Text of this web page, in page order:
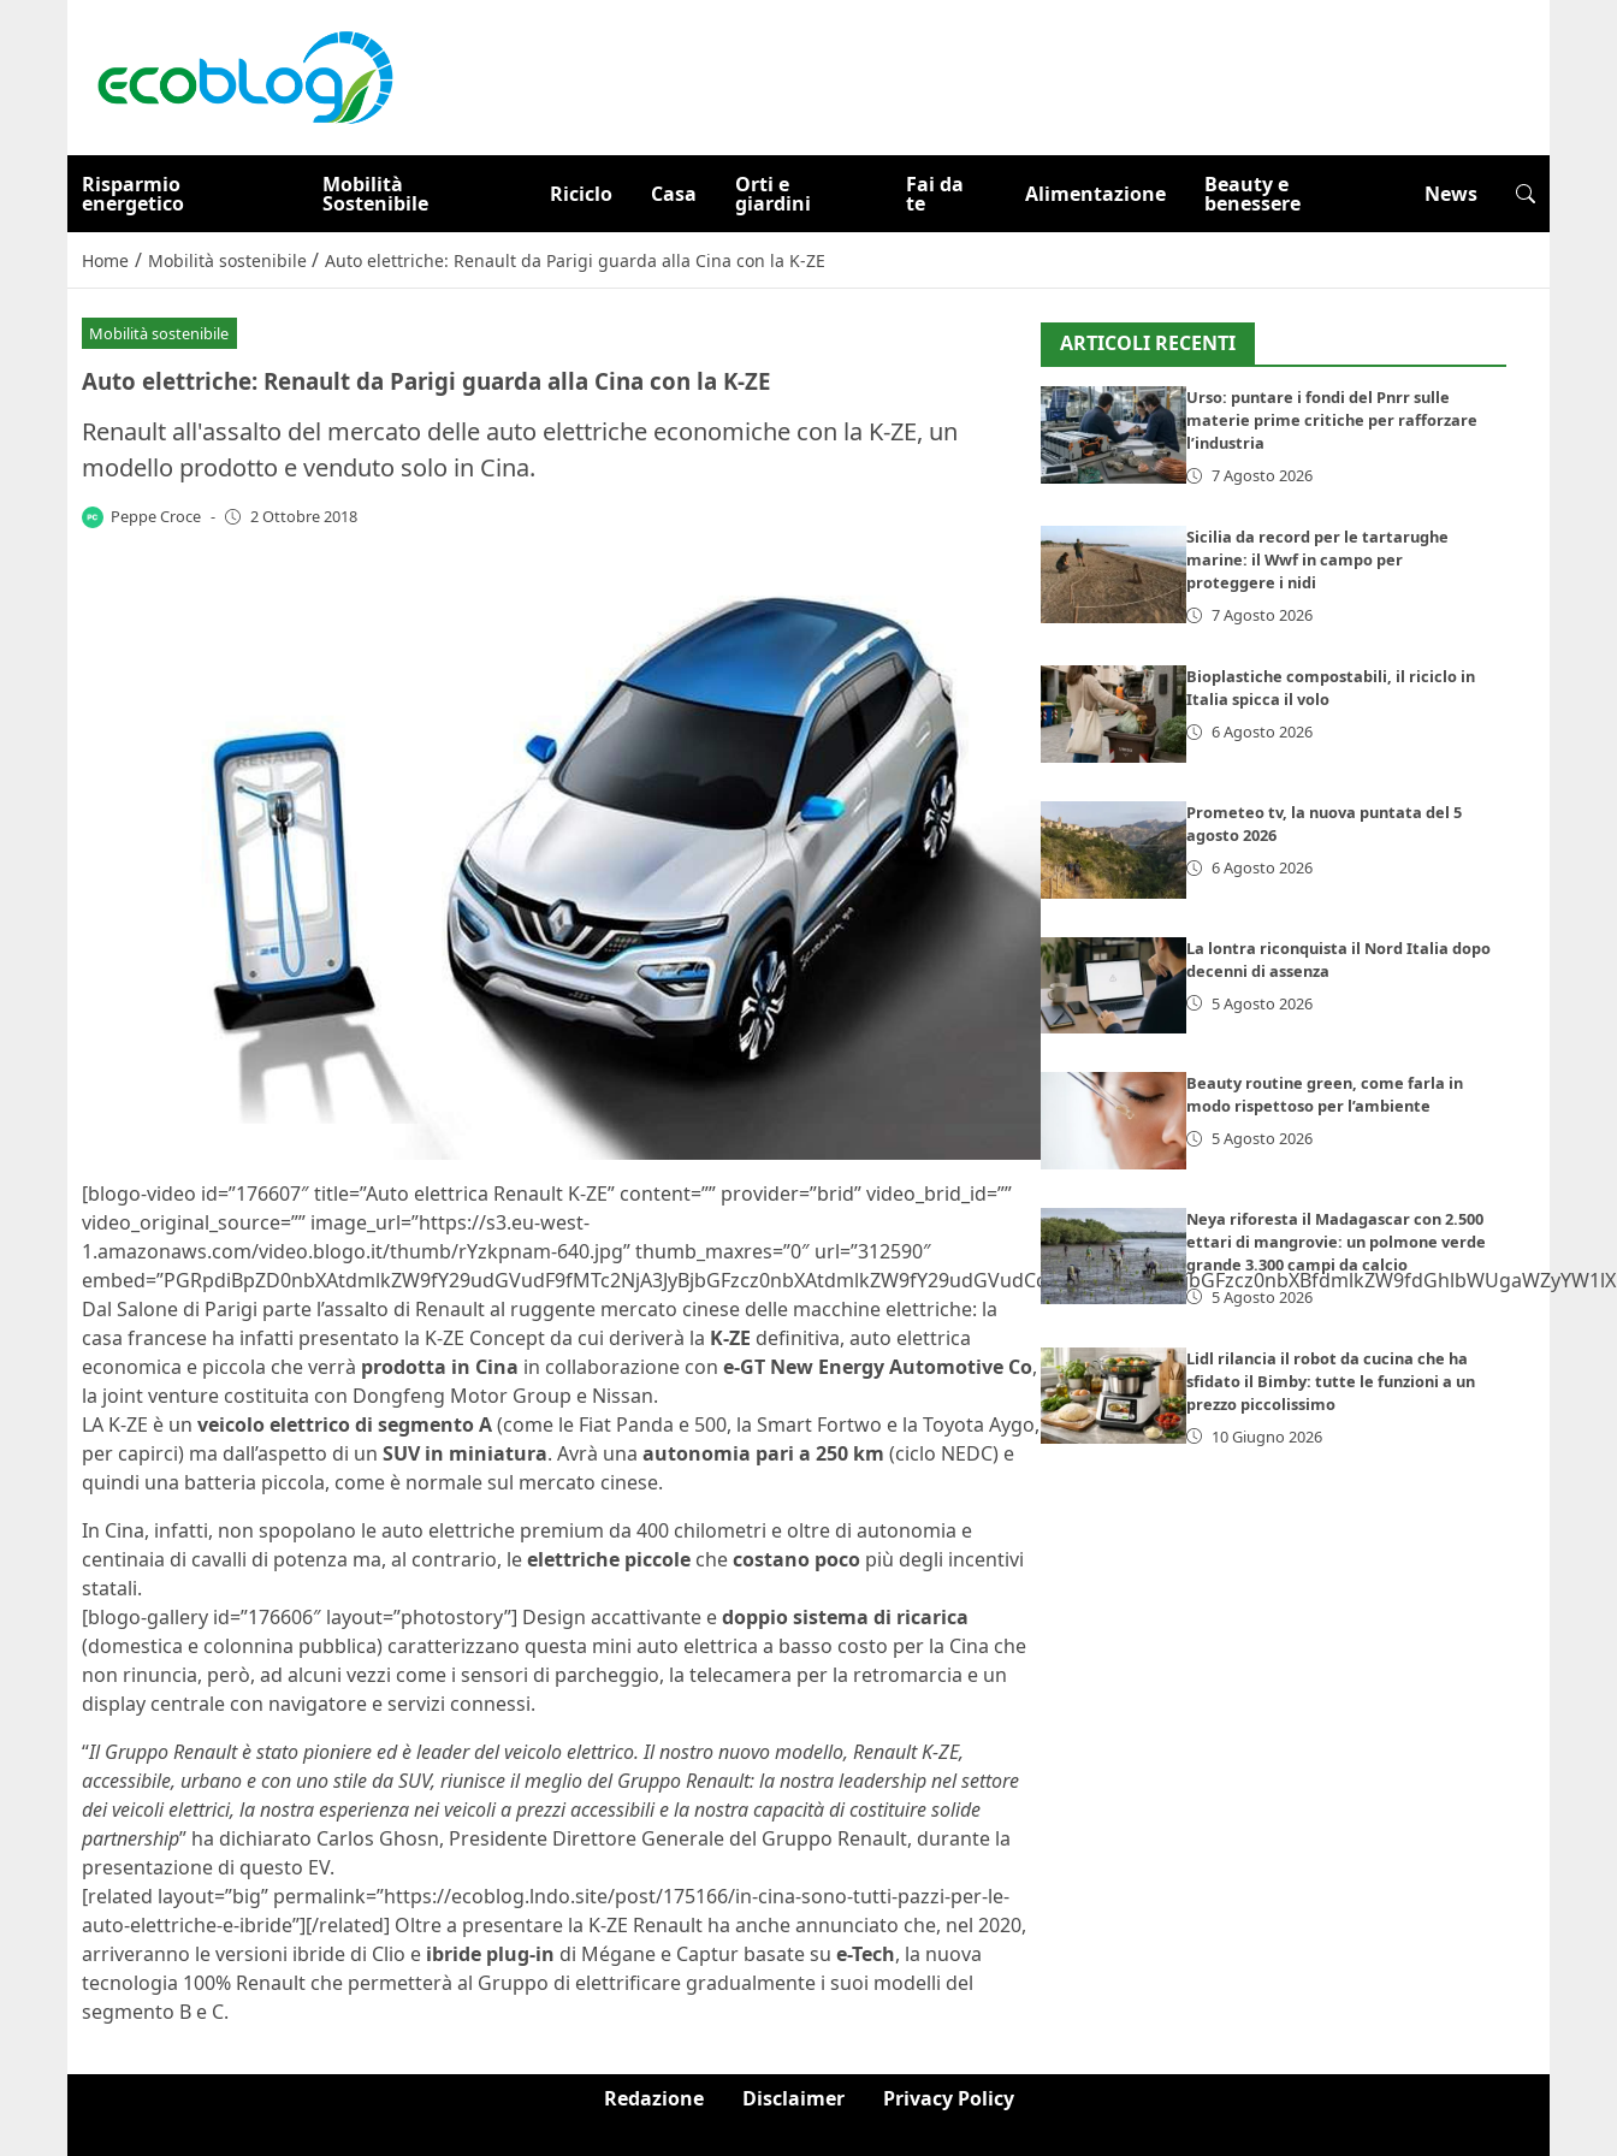
Risparmio
energetico
Mobilità
Sostenibile Riciclo Casa Orti e
giardini
Fai da
te Alimentazione Beauty e
benessere News
Home / Mobilità sostenibile / Auto elettriche: Renault da Parigi guarda alla Cina con la K-ZE
Mobilità sostenibile
Auto elettriche: Renault da Parigi guarda alla Cina con la K-ZE
Renault all'assalto del mercato delle auto elettriche economiche con la K-ZE, un
modello prodotto e venduto solo in Cina.
Peppe Croce - 2 Ottobre 2018
[blogo-video id=”176607″ title=”Auto elettrica Renault K-ZE” content=”” provider=”brid” video_brid_id=””
video_original_source=”” image_url=”https://s3.eu-west-
1.amazonaws.com/video.blogo.it/thumb/rYzkpnam-640.jpg” thumb_maxres=”0″ url=”312590″
Dal Salone di Parigi parte l’assalto di Renault al ruggente mercato cinese delle macchine elettriche: la
casa francese ha infatti presentato la K-ZE Concept da cui deriverà la K-ZE definitiva, auto elettrica
economica e piccola che verrà prodotta in Cina in collaborazione con e-GT New Energy Automotive Co,
la joint venture costituita con Dongfeng Motor Group e Nissan.
LA K-ZE è un veicolo elettrico di segmento A(come le Fiat Panda e 500, la Smart Fortwo e la Toyota Aygo,
per capirci) ma dall’aspetto di un SUV in miniatura. Avrà una autonomia pari a 250 km (ciclo NEDC) e
quindi una batteria piccola, come è normale sul mercato cinese.
In Cina, infatti, non spopolano le auto elettriche premium da 400 chilometri e oltre di autonomia e
centinaia di cavalli di potenza ma, al contrario, leelettriche piccole checostano poco più degli incentivi
statali.
[blogo-gallery id=”176606″ layout=”photostory”] Design accattivante edoppio sistema di ricarica
(domestica e colonnina pubblica) caratterizzano questa mini auto elettrica a basso costo per la Cina che
non rinuncia, però, ad alcuni vezzi come i sensori di parcheggio, la telecamera per la retromarcia e un
display centrale con navigatore e servizi connessi.
“Il Gruppo Renault è stato pioniere ed è leader del veicolo elettrico. Il nostro nuovo modello, Renault K-ZE,
accessibile, urbano e con uno stile da SUV, riunisce il meglio del Gruppo Renault: la nostra leadership nel settore
dei veicoli elettrici, la nostra esperienza nei veicoli a prezzi accessibili e la nostra capacità di costituire solide
partnership” ha dichiarato Carlos Ghosn, Presidente Direttore Generale del Gruppo Renault, durante la
presentazione di questo EV.
[related layout=”big” permalink=”https://ecoblog.lndo.site/post/175166/in-cina-sono-tutti-pazzi-per-le-
auto-elettriche-e-ibride”][/related] Oltre a presentare la K-ZE Renault ha anche annunciato che, nel 2020,
arriveranno le versioni ibride di Clio e ibride plug-in di Mégane e Captur basate su e-Tech, la nuova
tecnologia 100% Renault che permetterà al Gruppo di elettrificare gradualmente i suoi modelli del
segmento B e C.
ARTICOLI RECENTI
Urso: puntare i fondi del Pnrr sulle
materie prime critiche per rafforzare
l’industria
7 Agosto 2026
Sicilia da record per le tartarughe
marine: il Wwf in campo per
proteggere i nidi
7 Agosto 2026
Bioplastiche compostabili, il riciclo in
Italia spicca il volo
6 Agosto 2026
Prometeo tv, la nuova puntata del 5
agosto 2026
6 Agosto 2026
La lontra riconquista il Nord Italia dopo
decenni di assenza
5 Agosto 2026
Beauty routine green, come farla in
modo rispettoso per l’ambiente
5 Agosto 2026
Neya riforesta il Madagascar con 2.500
ettari di mangrovie: un polmone verde
grande 3.300 campi da calcio
5 Agosto 2026
Lidl rilancia il robot da cucina che ha
sfidato il Bimby: tutte le funzioni a un
prezzo piccolissimo
10 Giugno 2026
Redazione Disclaimer Privacy Policy